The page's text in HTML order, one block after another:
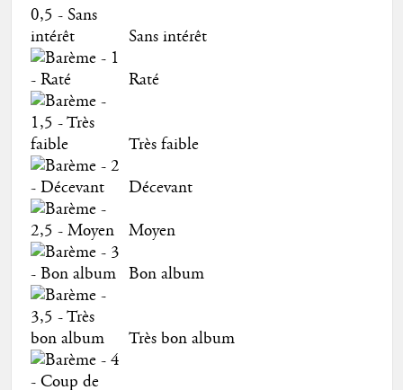
Sans intérêt
Raté
Très faible
Décevant
Moyen
Bon album
Très bon album